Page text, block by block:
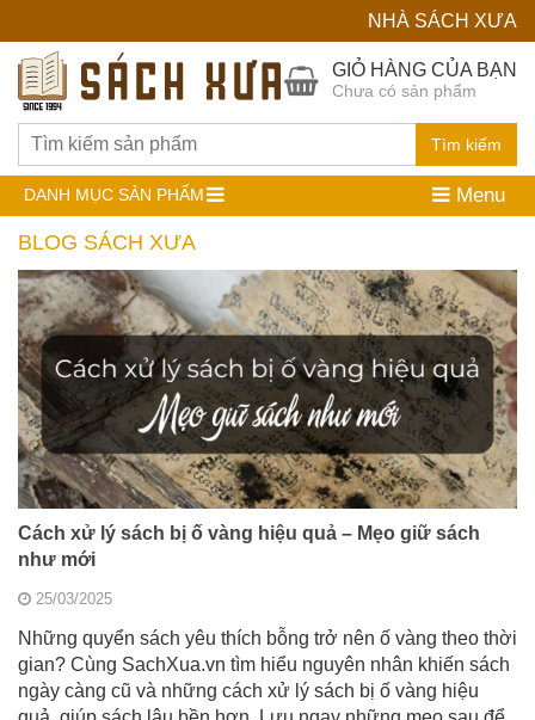
NHÀ SÁCH XƯA
Hệ
Thống
Sách
Cũ
Tìm kiếm
GIỎ HÀNG CỦA BẠN
Chưa có sản phẩm
DANH MỤC SẢN PHẨM Menu
BLOG SÁCH XƯA
Cách xử lý sách bị ố vàng hiệu quả – Mẹo giữ sách
như mới
25/03/2025
Những quyển sách yêu thích bỗng trở nên ố vàng theo thời
gian? Cùng SachXua.vn tìm hiểu nguyên nhân khiến sách
ngày càng cũ và những cách xử lý sách bị ố vàng hiệu